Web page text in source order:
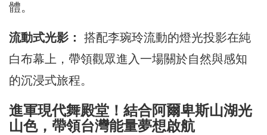
體。
流動式光影：
搭配李琬玲流動的燈光投影在純
白布幕上，帶領觀眾進入一場關於自然與感知
的沉浸式旅程。
進軍現代舞殿堂！結合阿爾卑斯山湖光
山色，帶領台灣能量夢想啟航